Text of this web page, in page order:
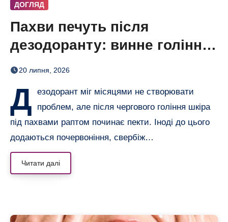
ДОГЛЯД
Пахви печуть після
дезодоранту: винне гоління
чи сам засіб
20 липня, 2026
Д езодорант міг місяцями не створювати
проблем, але після чергового гоління шкіра
під пахвами раптом починає пекти. Іноді до цього
додаються почервоніння, свербіж…
Читати далі